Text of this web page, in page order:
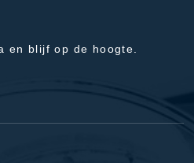
en blijf op de hoogte.